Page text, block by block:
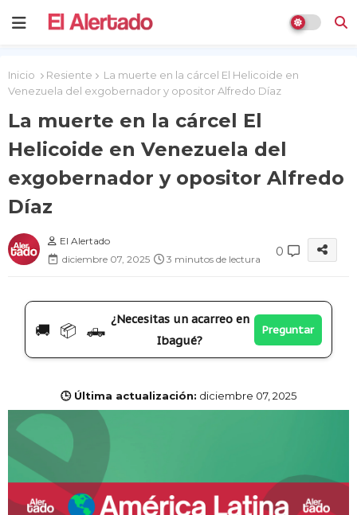
Inicio Resiente
La muerte en la cárcel El Helicoide en
Venezuela del exgobernador y opositor Alfredo Díaz
La muerte en la cárcel El
Helicoide en Venezuela del
exgobernador y opositor Alfredo
Díaz
El Alertado
diciembre 07, 2025
3 minutos de lectura
0
🚚 📦 🛻
¿Necesitas un acarreo en
Ibagué?
Preguntar
🕒 Última actualización: diciembre 07, 2025